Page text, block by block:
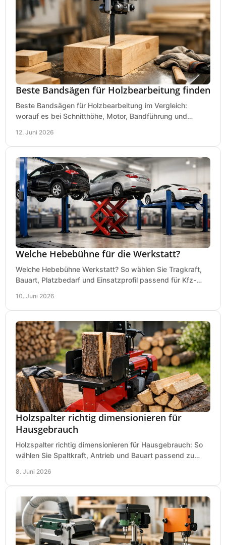
Beste Bandsägen für Holzbearbeitung finden
Beste Bandsägen für Holzbearbeitung im Vergleich:
worauf es bei Schnitthöhe, Motor, Bandführung und
12. Juni 2026
Welche Hebebühne für die Werkstatt?
Welche Hebebühne Werkstatt? So wählen Sie Tragkraft,
Bauart, Platzbedarf und Einsatzprofil passend für Kfz-
10. Juni 2026
Holzspalter richtig dimensionieren für
Hausgebrauch
Holzspalter richtig dimensionieren für Hausgebrauch: So
wählen Sie Spaltkraft, Antrieb und Bauart passend zu
8. Juni 2026